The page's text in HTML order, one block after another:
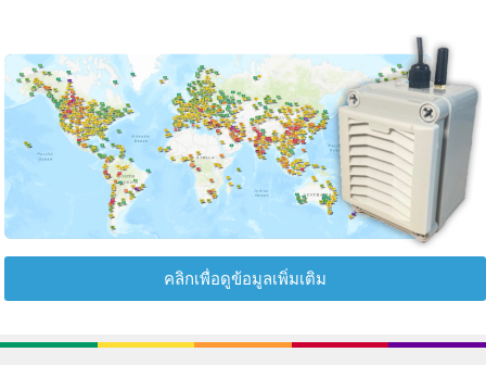
คลิกเพื่อดูข้อมูลเพิ่มเติม